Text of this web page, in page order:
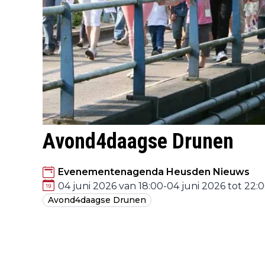
Avond4daagse Drunen
Evenementenagenda Heusden Nieuws
04 juni 2026 van 18:00-04 juni 2026 tot
Avond4daagse Drunen